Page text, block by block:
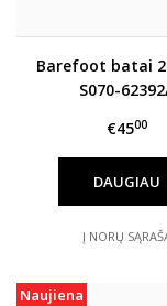
Barefoot batai
S070-
€4500
DAUGIAU
Į NORŲ
Naujiena